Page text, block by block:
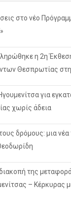
στο νέο
η 2η
Θεσπρωτίας
για
χωρίς άδεια
δρόμους: μια νέα
της
– Κέρκυρας